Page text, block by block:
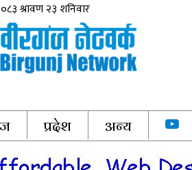
प्रदेश अन्य